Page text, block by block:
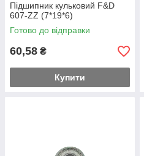
Підшипник кульковий F&D
607-ZZ (7*19*6)
Готово до відправки
60,58 ₴
Купити